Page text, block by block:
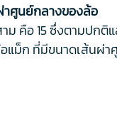
ศูนย์กลางของล้อ
ม คือ 15 ซึ่งตามปกติ
แม็ก ที่มีขนาดเส้นผ่